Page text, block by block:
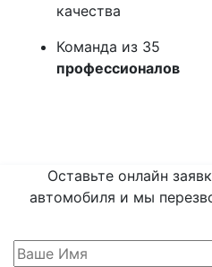
качества
Команда из 35
профессионалов
Оставьте онлайн
автомобиля и мы